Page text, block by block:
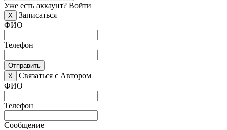
Уже есть аккаунт? Войти
X
Записаться
ФИО
Телефон
Отправить
X
Связаться с Автором
ФИО
Телефон
Сообщение